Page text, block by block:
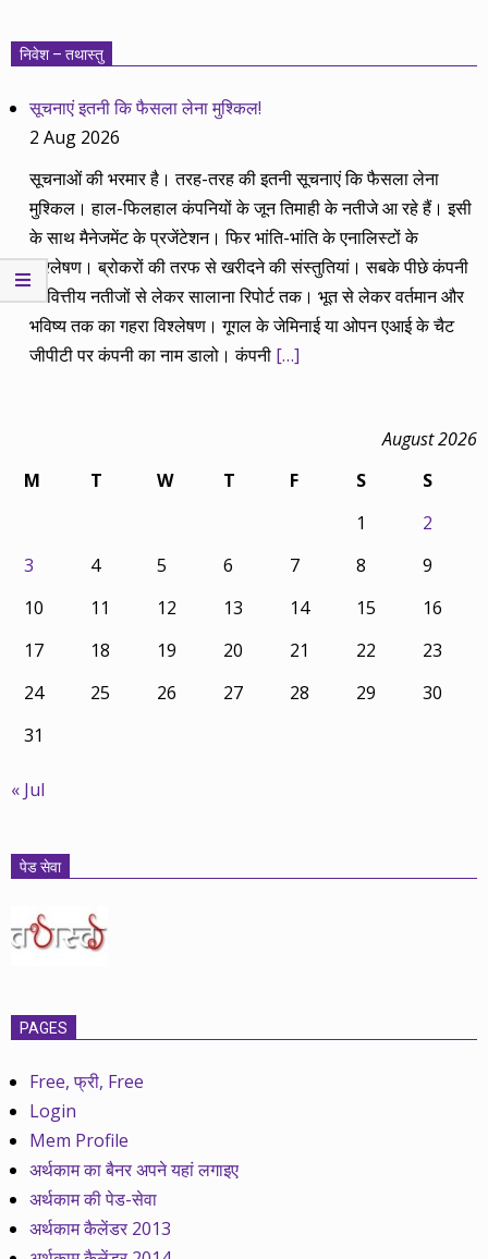
निवेश – तथास्तु
सूचनाएं इतनी कि फैसला लेना मुश्किल!
2 Aug 2026
सूचनाओं की भरमार है। तरह-तरह की इतनी सूचनाएं कि फैसला लेना
मुश्किल। हाल-फिलहाल कंपनियों के जून तिमाही के नतीजे आ रहे हैं। इसी
के साथ मैनेजमेंट के प्रजेंटेशन। फिर भांति-भांति के एनालिस्टों के
विश्लेषण। ब्रोकरों की तरफ से खरीदने की संस्तुतियां। सबके पीछे कंपनी
के वित्तीय नतीजों से लेकर सालाना रिपोर्ट तक। भूत से लेकर वर्तमान और
भविष्य तक का गहरा विश्लेषण। गूगल के जेमिनाई या ओपन एआई के चैट
जीपीटी पर कंपनी का नाम डालो। कंपनी […]
August 2026
M
T W T F S
S
1
2
3
4 5 6 7 8
9
10
11 12 13 14 15
16
17
18 19 20 21 22
23
24
25 26 27 28 29
30
31
« Jul
पेड सेवा
PAGES
Free, फ्री, Free
Login
Mem Profile
अर्थकाम का बैनर अपने यहां लगाइए
अर्थकाम की पेड-सेवा
अर्थकाम कैलेंडर 2013